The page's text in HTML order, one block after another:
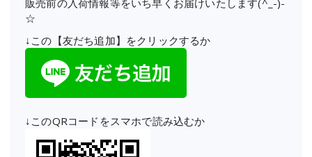
☆
↓この【友だち追加】をクリックするか
↓このQRコードをスマホで読み込むか